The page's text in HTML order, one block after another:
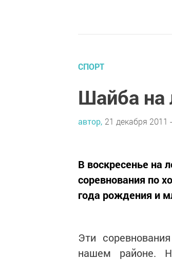
СПОРТ
Шайба на
автор, 21 декабря 2011
В воскресенье на
соревнования по
года рождения и
Эти
нашем районе.